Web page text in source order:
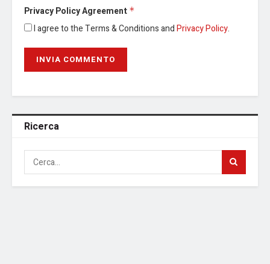
Privacy Policy Agreement *
I agree to the Terms & Conditions andPrivacy Policy.
Ricerca